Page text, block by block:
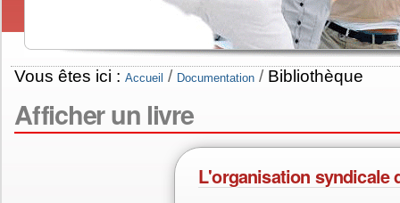
Vous êtes ici : Accueil / Documentation / Bibliothèque
Afficher un livre
L'organisation syndicale